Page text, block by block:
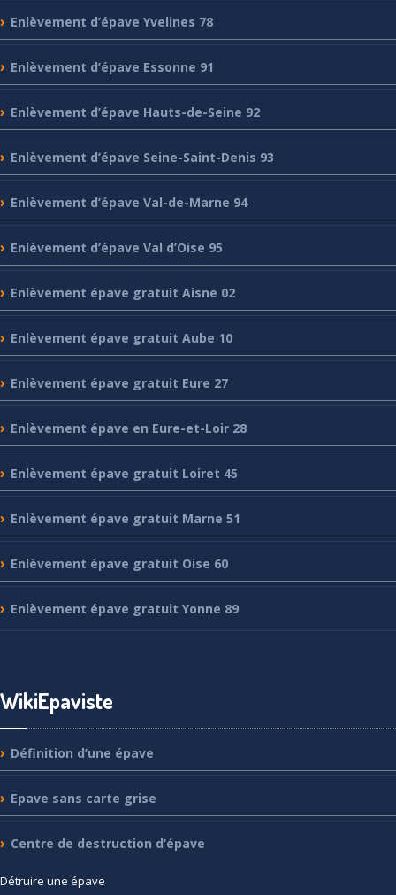
Enlèvement d’épave Yvelines 78
Enlèvement d’épave Essonne 91
Enlèvement d’épave Hauts-de-Seine 92
Enlèvement d’épave Seine-Saint-Denis 93
Enlèvement d’épave Val-de-Marne 94
Enlèvement d’épave Val d’Oise 95
Enlèvement épave gratuit Aisne 02
Enlèvement épave gratuit Aube 10
Enlèvement épave gratuit Eure 27
Enlèvement épave en Eure-et-Loir 28
Enlèvement épave gratuit Loiret 45
Enlèvement épave gratuit Marne 51
Enlèvement épave gratuit Oise 60
Enlèvement épave gratuit Yonne 89
WikiEpaviste
Définition d’une épave
Epave sans carte grise
Centre de destruction d’épave
Détruire une épave